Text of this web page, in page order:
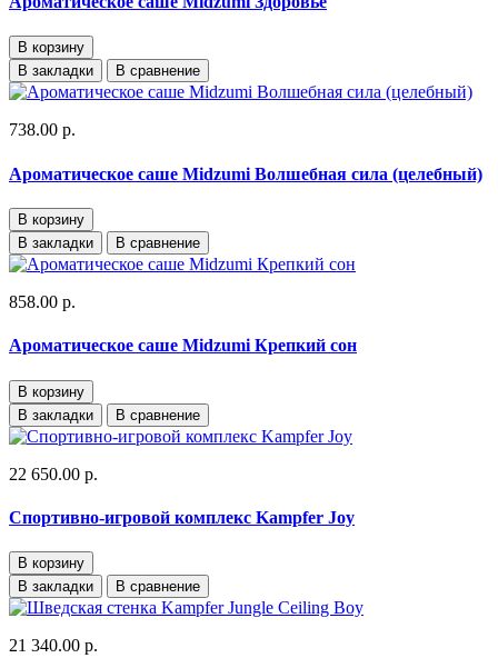
В корзину
В закладки
В сравнение
738.00 р.
Ароматическое саше Midzumi Волшебная сила (целебный)
В корзину
В закладки
В сравнение
858.00 р.
Ароматическое саше Midzumi Крепкий сон
В корзину
В закладки
В сравнение
22 650.00 р.
Спортивно-игровой комплекс Kampfer Joy
В корзину
В закладки
В сравнение
21 340.00 р.